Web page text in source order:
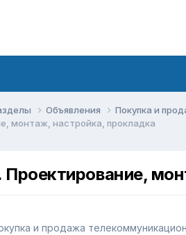
Объявления
Покупка и
монтаж, настройка, прокладка
и продажа